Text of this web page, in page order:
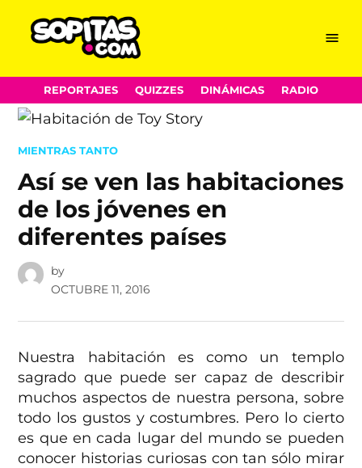
Skip
to
content
Menu
REPORTAJES QUIZZES DINÁMICAS RADIO
POSTED
MIENTRAS TANTO
Así se ven las habitaciones
de los jóvenes en
diferentes países
by
OCTUBRE 11, 2016
Nuestra habitación es como un templo
sagrado que puede ser capaz de describir
muchos aspectos de nuestra persona, sobre
todo los gustos y costumbres. Pero lo cierto
es que en cada lugar del mundo se pueden
conocer historias curiosas con tan sólo mirar